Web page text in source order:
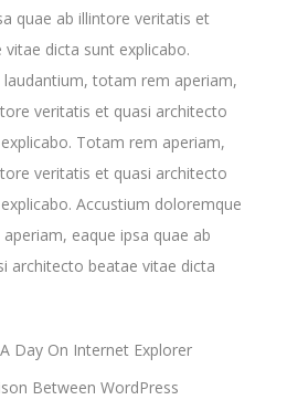
quae ab illintore veritatis et
dicta sunt explicabo.
totam rem aperiam,
veritatis et quasi architecto
Totam rem aperiam,
veritatis et quasi architecto
Accustium doloremque
eaque ipsa quae ab
architecto beatae vitae dicta
Day On Internet Explorer
Between WordPress